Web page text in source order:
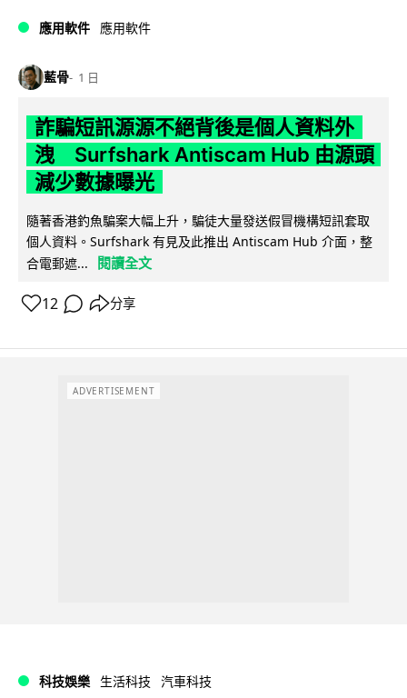
應用軟件 應用軟件
藍骨 1 日
詐騙短訊源源不絕背後是個人資料外
洩 Surfshark Antiscam Hub 由源頭
減少數據曝光
隨著香港釣魚騙案大幅上升，騙徒大量發送假冒機構短訊套取
個人資料。Surfshark 有見及此推出 Antiscam Hub 介面，整
合電郵遮...
閱讀全文
12 分享
ADVERTISEMENT
科技娛樂 生活科技 汽車科技